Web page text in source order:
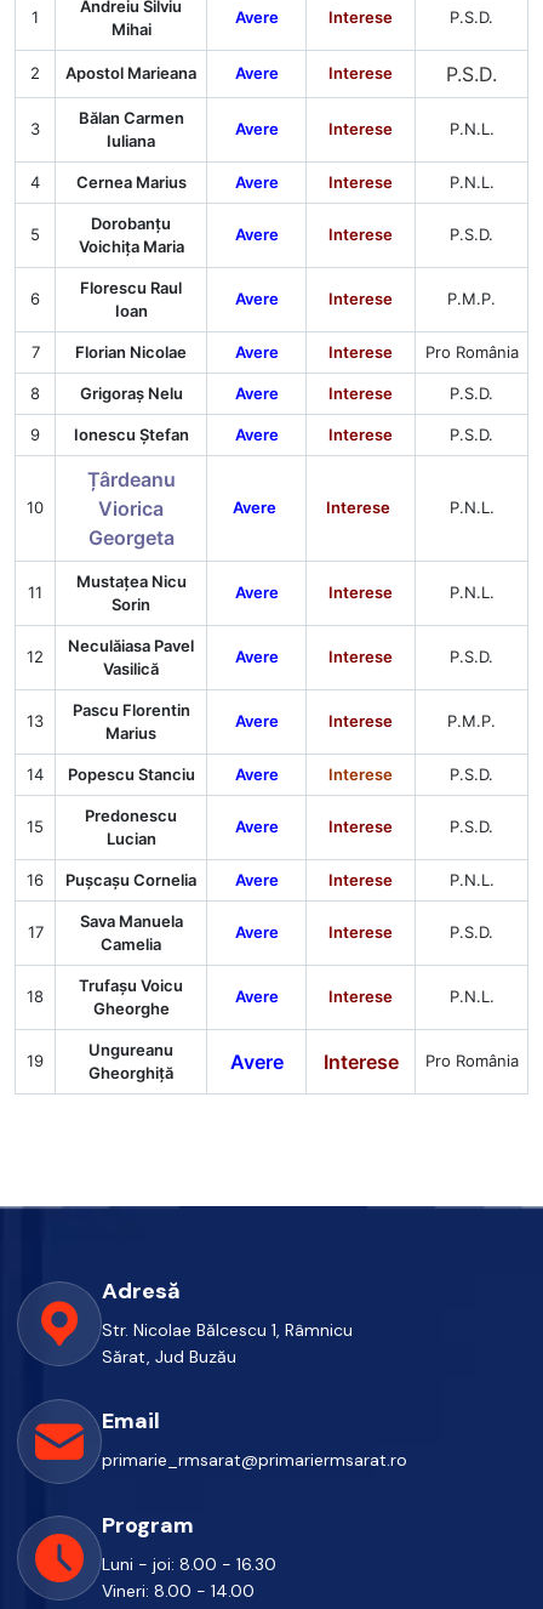
1
Andreiu Silviu
Mihai
Avere Interese P.S.D.
2 Apostol Marieana Avere Interese P.S.D.
3
Bălan Carmen
Iuliana
Avere Interese P.N.L.
4 Cernea Marius Avere Interese P.N.L.
5
Dorobanțu
Voichița Maria
Avere Interese P.S.D.
6
Florescu Raul
Ioan
Avere Interese P.M.P.
7 Florian Nicolae Avere Interese Pro România
8 Grigoraș Nelu Avere Interese P.S.D.
9 Ionescu Ștefan Avere Interese P.S.D.
10
Țârdeanu
Viorica
Georgeta
Avere Interese P.N.L.
11
Mustațea Nicu
Sorin
Avere Interese P.N.L.
12
Neculăiasa Pavel
Vasilică
Avere Interese P.S.D.
13
Pascu Florentin
Marius
Avere Interese P.M.P.
14 Popescu Stanciu Avere Interese P.S.D.
15
Predonescu
Lucian
Avere Interese P.S.D.
16 Pușcașu Cornelia Avere Interese P.N.L.
17
Sava Manuela
Camelia
Avere Interese P.S.D.
18
Trufașu Voicu
Gheorghe
Avere Interese P.N.L.
19
Ungureanu
Gheorghiță
Avere Interese Pro România
Adresă
Str. Nicolae Bălcescu 1, Râmnicu
Sărat, Jud Buzău
Email
primarie_rmsarat@primariermsarat.ro
Program
Luni - joi: 8.00 - 16.30
Vineri: 8.00 - 14.00